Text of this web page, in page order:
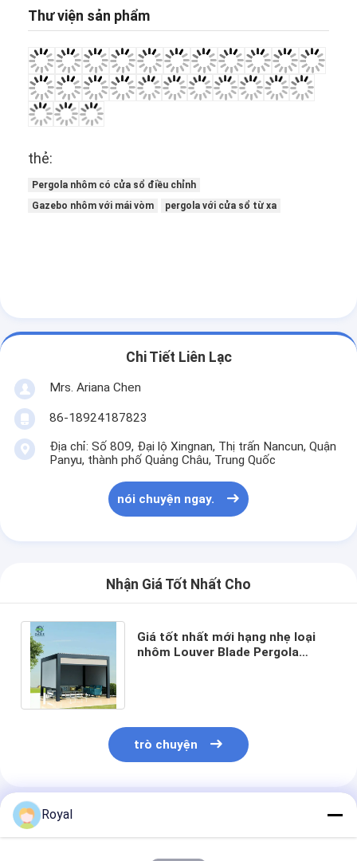
Nhà
Sản phẩm
Video
Về chúng tôi
Pergola vải kéo lại
Pergola hạng nhẹ
Khu vườn xe hơi
Mành theo dõi Zip
Pergola Louver nhôm nâng cấp
phụ kiện mái hiên
Thư viện sản phẩm
thẻ:
Pergola nhôm có cửa sổ điều chỉnh
Gazebo nhôm với mái vòm
pergola với cửa sổ từ xa
Chi Tiết Liên Lạc
Mrs. Ariana Chen
86-18924187823
Địa chỉ: Số 809, Đại lộ Xingnan, Thị trấn Nancun, Quận
Panyu, thành phố Quảng Châu, Trung Quốc
nói chuyện ngay.
Nhận Giá Tốt Nhất Cho
Giá tốt nhất mới hạng nhẹ loại
nhôm Louver Blade Pergola
trò chuyện
Sản Phẩm Khuyến Cáo
Royal